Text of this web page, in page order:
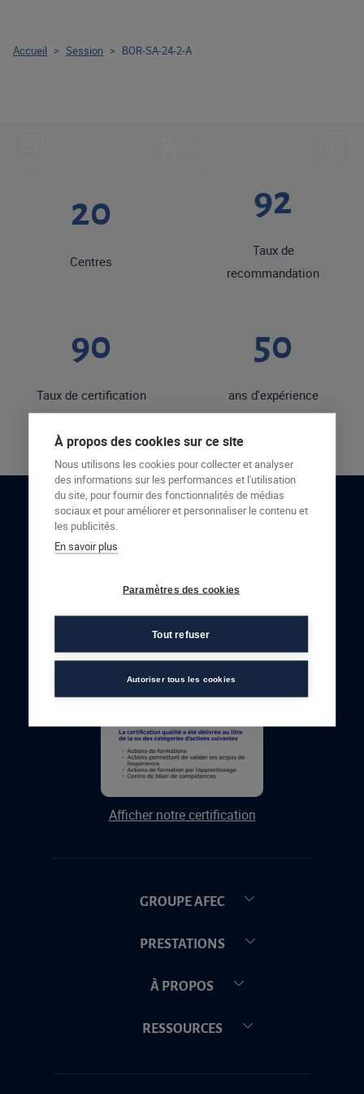
20
Centres
92
Taux de
recommandation
90
Taux de certification
50
ans d'expérience
RESTONS EN CONTACT
Afficher notre certification
GROUPE AFEC
PRESTATIONS
À PROPOS
RESSOURCES
Accueil > Session > BOR-SA-24-2-A
À propos des cookies sur ce site
Nous utilisons les cookies pour collecter et analyser
des informations sur les performances et l'utilisation
du site, pour fournir des fonctionnalités de médias
sociaux et pour améliorer et personnaliser le contenu et
les publicités.
En savoir plus
Paramètres des cookies
Tout refuser
Autoriser tous les cookies